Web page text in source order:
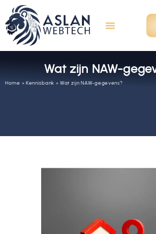
Wat zijn NAW-
Home » Kennisbank »Wat zijn NAW-gegevens?